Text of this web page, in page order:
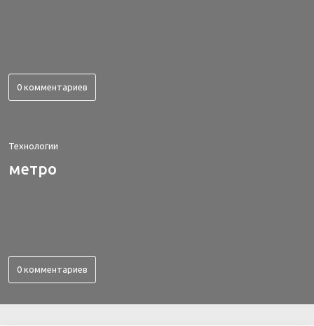
0 комментариев
Технологии
метро
0 комментариев